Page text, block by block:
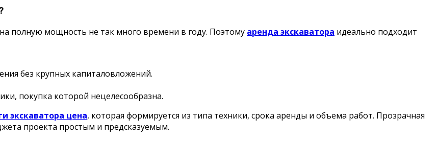
полную мощность не так много времени в году. Поэтому аренда экскаватора идеально подходит
без крупных капиталовложений.
покупка которой нецелесообразна.
экскаватора цена, которая формируется из типа техники, срока аренды и объема работ. Прозрачная
проекта простым и предсказуемым.